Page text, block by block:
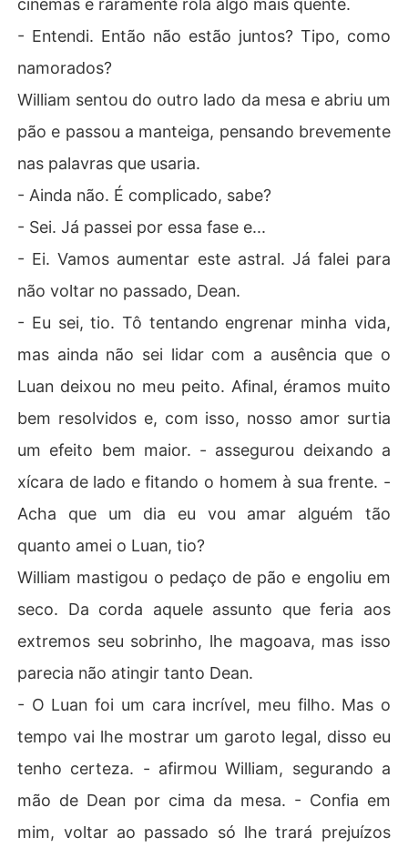
cinemas e raramente rola algo mais quente.
- Entendi. Então não estão juntos? Tipo, como
namorados?
William sentou do outro lado da mesa e abriu um
pão e passou a manteiga, pensando brevemente
nas palavras que usaria.
- Ainda não. É complicado, sabe?
- Sei. Já passei por essa fase e...
- Ei. Vamos aumentar este astral. Já falei para
não voltar no passado, Dean.
- Eu sei, tio. Tô tentando engrenar minha vida,
mas ainda não sei lidar com a ausência que o
Luan deixou no meu peito. Afinal, éramos muito
bem resolvidos e, com isso, nosso amor surtia
um efeito bem maior. - assegurou deixando a
xícara de lado e fitando o homem à sua frente. -
Acha que um dia eu vou amar alguém tão
quanto amei o Luan, tio?
William mastigou o pedaço de pão e engoliu em
seco. Da corda aquele assunto que feria aos
extremos seu sobrinho, lhe magoava, mas isso
parecia não atingir tanto Dean.
- O Luan foi um cara incrível, meu filho. Mas o
tempo vai lhe mostrar um garoto legal, disso eu
tenho certeza. - afirmou William, segurando a
mão de Dean por cima da mesa. - Confia em
mim, voltar ao passado só lhe trará prejuízos